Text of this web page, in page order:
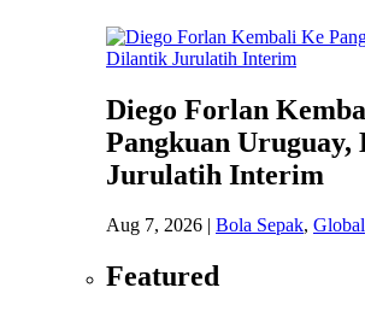
Diego Forlan
Pangkuan
Jurulatih Interim
Aug 7, 2026 | Bola Sepak, Global
Featured